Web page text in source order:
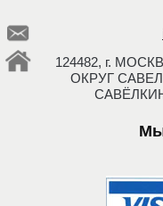
124482, г.
ОКРУГ